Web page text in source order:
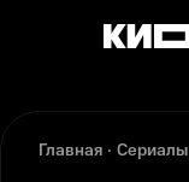
Главная Сериалы